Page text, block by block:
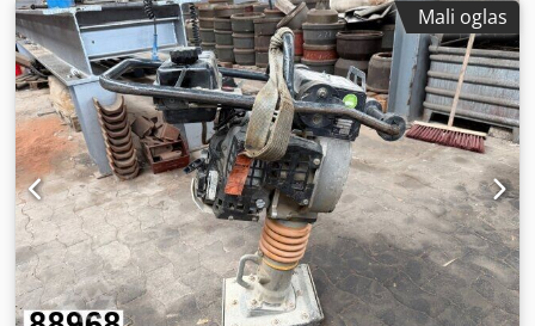
detalje online. 💡 Zašto su ova mašina i naš servis posebni:
✔ Detaljna inspekcija od strane profesionalaca ✔ Dostava
na gradilište dostupna ✔ Garancija povraćaja novca ✔
Sigurne i fleksibilne opcije plaćanja 🔄 Razmatrate drugu
opremu? Nudimo korisne alate i resurse za sve vlasnike i
operatere opreme – lako dostupno na našoj platformi.
Mali oglas